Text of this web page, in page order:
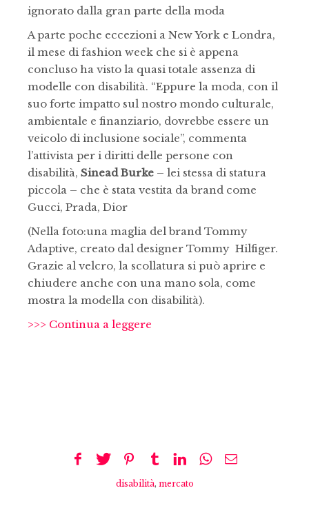
ignorato dalla gran parte della moda
A parte poche eccezioni a New York e Londra,
il mese di fashion week che si è appena
concluso ha visto la quasi totale assenza di
modelle con disabilità. “Eppure la moda, con il
suo forte impatto sul nostro mondo culturale,
ambientale e finanziario, dovrebbe essere un
veicolo di inclusione sociale”, commenta
l’attivista per i diritti delle persone con
disabilità, Sinead Burke – lei stessa di statura
piccola – che è stata vestita da brand come
Gucci, Prada, Dior
(Nella foto:una maglia del brand Tommy
Adaptive, creato dal designer Tommy Hilfiger.
Grazie al velcro, la scollatura si può aprire e
chiudere anche con una mano sola, come
mostra la modella con disabilità).
>>> Continua a leggere
disabilità, mercato